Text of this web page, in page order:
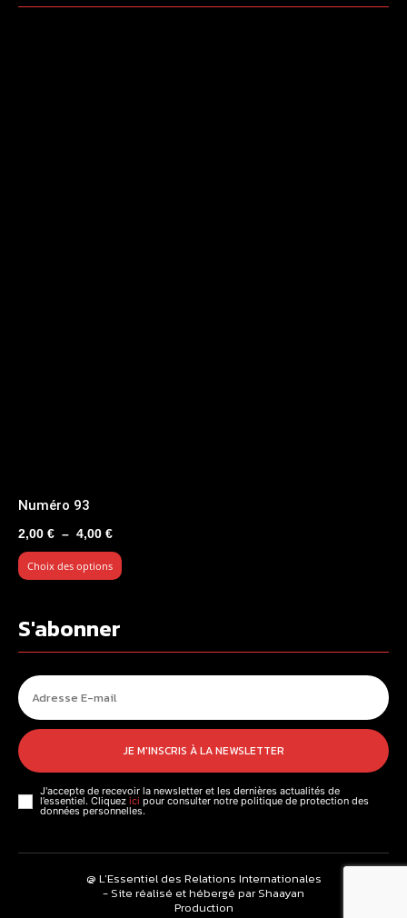
Numéro 93
2,00 € – 4,00 €Plage
de
prix :
4,00 €
Choix des options
S'abonner
JE M'INSCRIS À LA NEWSLETTER
J'accepte de recevoir la newsletter et les dernières actualités de
l’essentiel. Cliquez ici pour consulter notre politique de protection des
données personnelles.
@ L’Essentiel des Relations Internationales
- Site réalisé et hébergé par Shaayan
Production